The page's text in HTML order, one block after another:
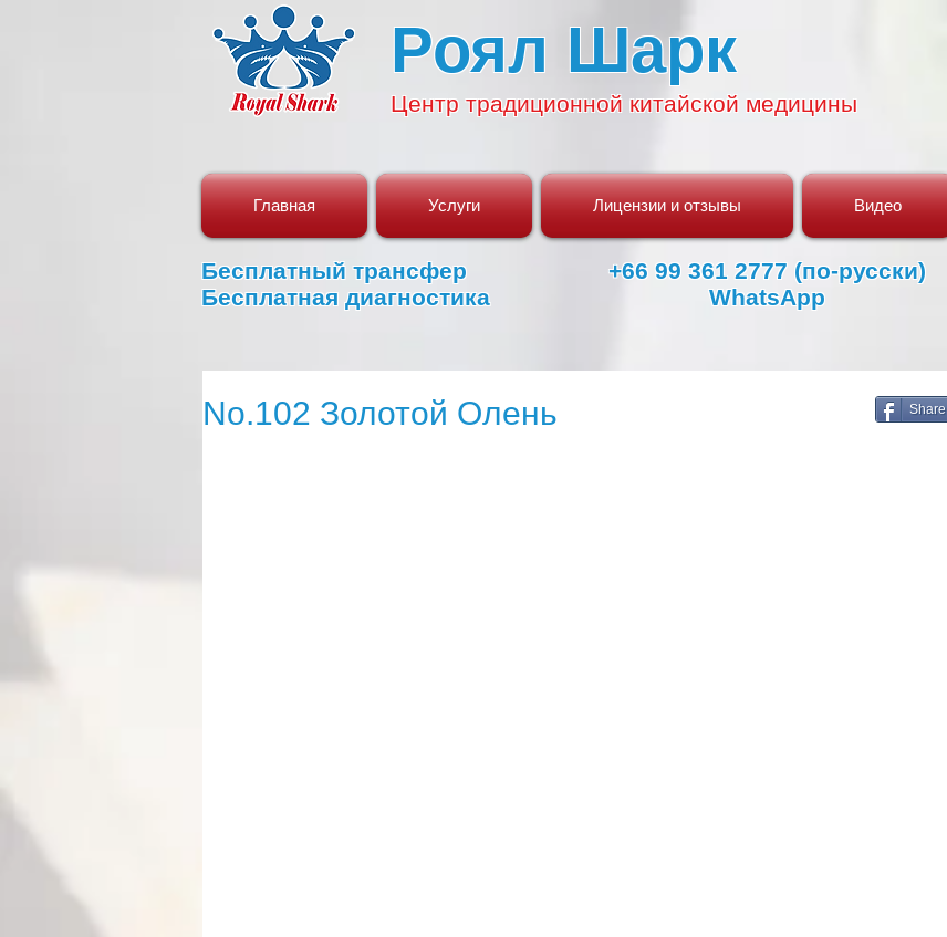
Роял Шарк
Центр традиционной китайской медицины
Главная Услуги Лицензии и отзывы Видео
Бесплатный трансфер
Бесплатная диагностика
+66 99 361 2777 (по-русски)
WhatsApp
No.102 Золотой Олень Share